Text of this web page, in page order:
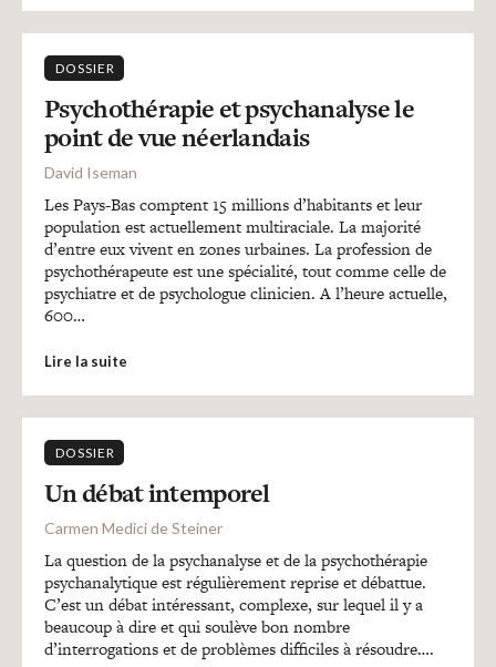
DOSSIER
Psychothérapie et psychanalyse le
point de vue néerlandais
David Iseman
Les Pays-Bas comptent 15 millions d’habitants et leur
population est actuellement multiraciale. La majorité
d’entre eux vivent en zones urbaines. La profession de
psychothérapeute est une spécialité, tout comme celle de
psychiatre et de psychologue clinicien. A l’heure actuelle,
600…
Lire la suite
DOSSIER
Un débat intemporel
Carmen Medici de Steiner
La question de la psychanalyse et de la psychothérapie
psychanalytique est régulièrement reprise et débattue.
C’est un débat intéressant, complexe, sur lequel il y a
beaucoup à dire et qui soulève bon nombre
d’interrogations et de problèmes difficiles à résoudre….